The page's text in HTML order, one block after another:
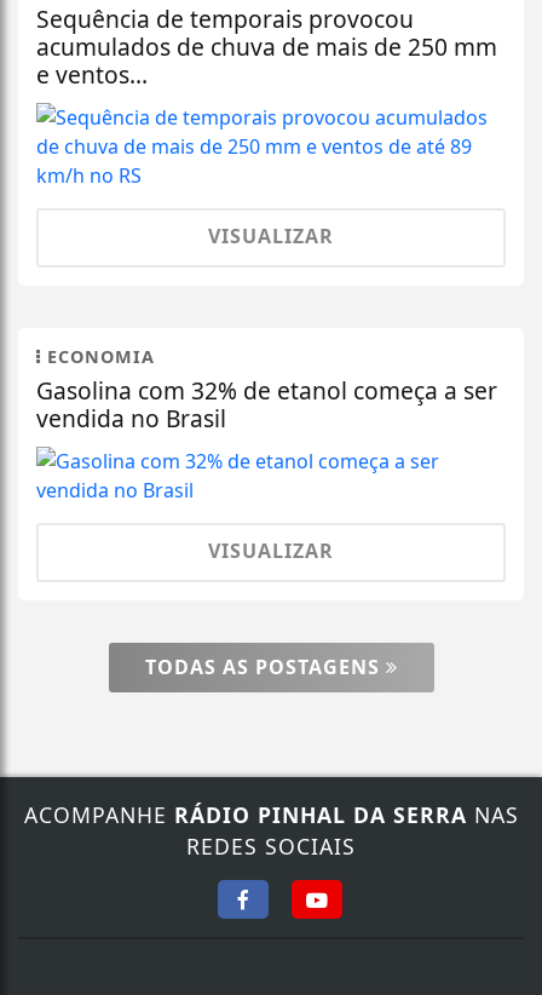
Sequência de temporais provocou
acumulados de chuva de mais de 250 mm
e ventos...
VISUALIZAR
ECONOMIA
Gasolina com 32% de etanol começa a ser
vendida no Brasil
VISUALIZAR
TODAS AS POSTAGENS
ACOMPANHE RÁDIO PINHAL DA SERRA NAS
REDES SOCIAIS